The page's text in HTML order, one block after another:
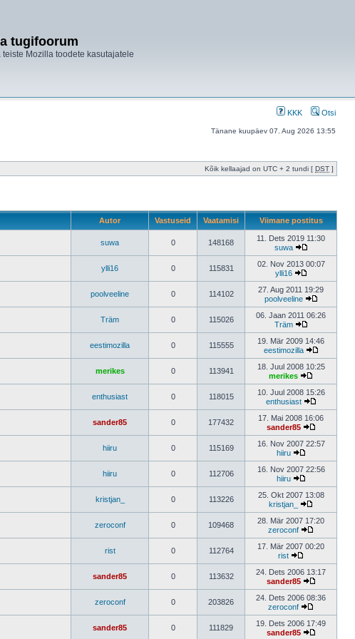
tugifoorum
Mozilla toodete kasutajatele
KKK Otsi
Tänane kuupäev 07. Aug 2026 13:55
Kõik kellaajad on UTC + 2 tundi [ DST ]
Autor Vastuseid Vaatamisi Viimane postitus
suwa 0 148168
11. Dets 2019 11:30
suwa
ylli16 0 115831
02. Nov 2013 00:07
ylli16
poolveeline 0 114102
27. Aug 2011 19:29
poolveeline
Träm 0 115026
06. Jaan 2011 06:26
Träm
eestimozilla 0 115555
19. Mär 2009 14:46
eestimozilla
merikes 0 113941
18. Juul 2008 10:25
merikes
enthusiast 0 118015
10. Juul 2008 15:26
enthusiast
sander85 0 177432
17. Mai 2008 16:06
sander85
hiiru 0 115169
16. Nov 2007 22:57
hiiru
hiiru 0 112706
16. Nov 2007 22:56
hiiru
kristjan_ 0 113226
25. Okt 2007 13:08
kristjan_
zeroconf 0 109468
28. Mär 2007 17:20
zeroconf
rist 0 112764
17. Mär 2007 00:20
rist
sander85 0 113632
24. Dets 2006 13:17
sander85
zeroconf 0 203826
24. Dets 2006 08:36
zeroconf
sander85 0 111829
19. Dets 2006 17:49
sander85